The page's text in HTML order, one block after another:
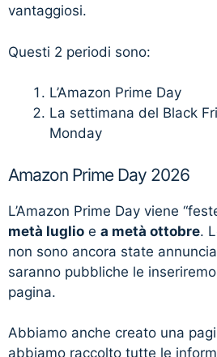
vantaggiosi.
Questi 2 periodi sono:
L’Amazon Prime Day
La settimana del Black
Monday
Amazon Prime Day 2026
L’Amazon Prime Day viene
metà luglio e a metà ottobre.
non sono ancora state
saranno pubbliche le
pagina.
Abbiamo anche creato una
abbiamo raccolto tutte le